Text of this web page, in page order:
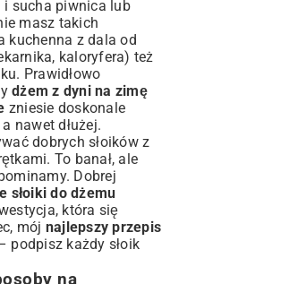
i sucha piwnica lub
masz takich
kuchenna z dala od
kaloryfera) też
Prawidłowo
dżem z dyni na zimę
zniesie doskonale
nawet dłużej.
dobrych słoików z
To banał, ale
Dobrej
słoiki do dżemu
która się
mój najlepszy przepis
podpisz każdy słoik
na